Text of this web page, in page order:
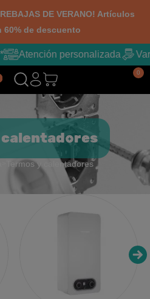
REBAJAS DE VERANO! Artículos
60% de descuento
Atención personalizada
0
Termos y calentadores